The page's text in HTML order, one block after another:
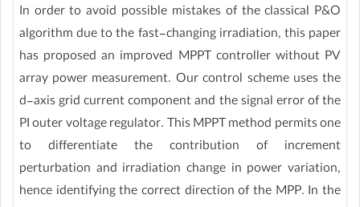
In order to avoid possible mistakes of the classical P&O
algorithm due to the fast-changing irradiation, this paper
has proposed an improved MPPT controller without PV
array power measurement. Our control scheme uses the
d-axis grid current component and the signal error of the
PI outer voltage regulator. This MPPT method permits one
to differentiate the contribution of increment
perturbation and irradiation change in power variation,
hence identifying the correct direction of the MPP. In the